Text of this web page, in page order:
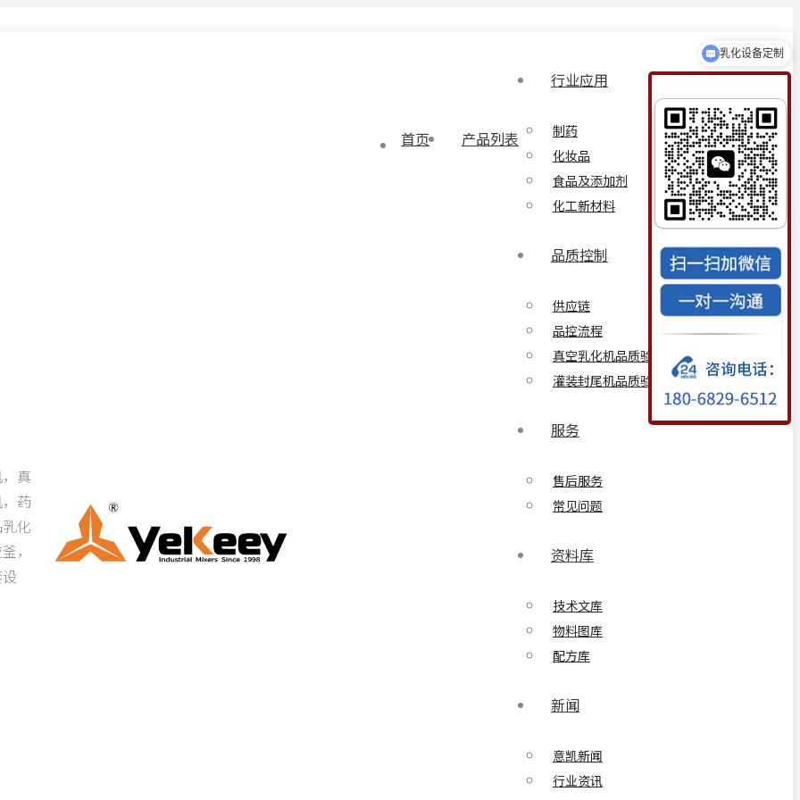
真
药
化
，
首页 产品列表
行业应用
制药
化妆品
食品及添加剂
化工新材料
品质控制
供应链
品控流程
真空乳化机品质验证方案
灌装封尾机品质验证方案
服务
售后服务
常见问题
资料库
技术文库
物料图库
配方库
新闻
意凯新闻
行业资讯
乳化设备定制